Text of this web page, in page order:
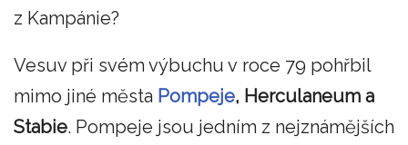
z Kampánie?
Vesuv při svém výbuchu v roce 79 pohřbil
mimo jiné města Pompeje, Herculaneum a
Stabie. Pompeje jsou jedním z nejznámějších